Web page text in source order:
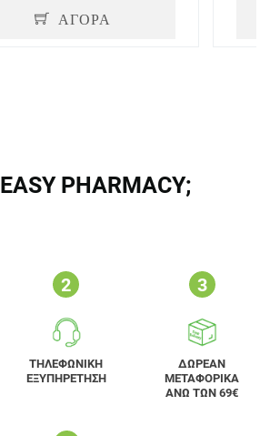
ΑΓΟΡΑ
EASY PHARMACY;
ΤΗΛΕΦΩΝΙΚΗ
ΕΞΥΠΗΡΕΤΗΣΗ
ΔΩΡΕΑΝ
ΜΕΤΑΦΟΡΙΚΑ
ΑΝΩ ΤΩΝ 69€